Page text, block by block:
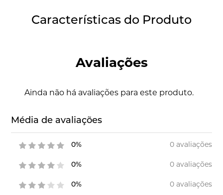
Características do Produto
Avaliações
Ainda não há avaliações para este produto.
Média de avaliações
0% 0 avaliações
0% 0 avaliações
0% 0 avaliações